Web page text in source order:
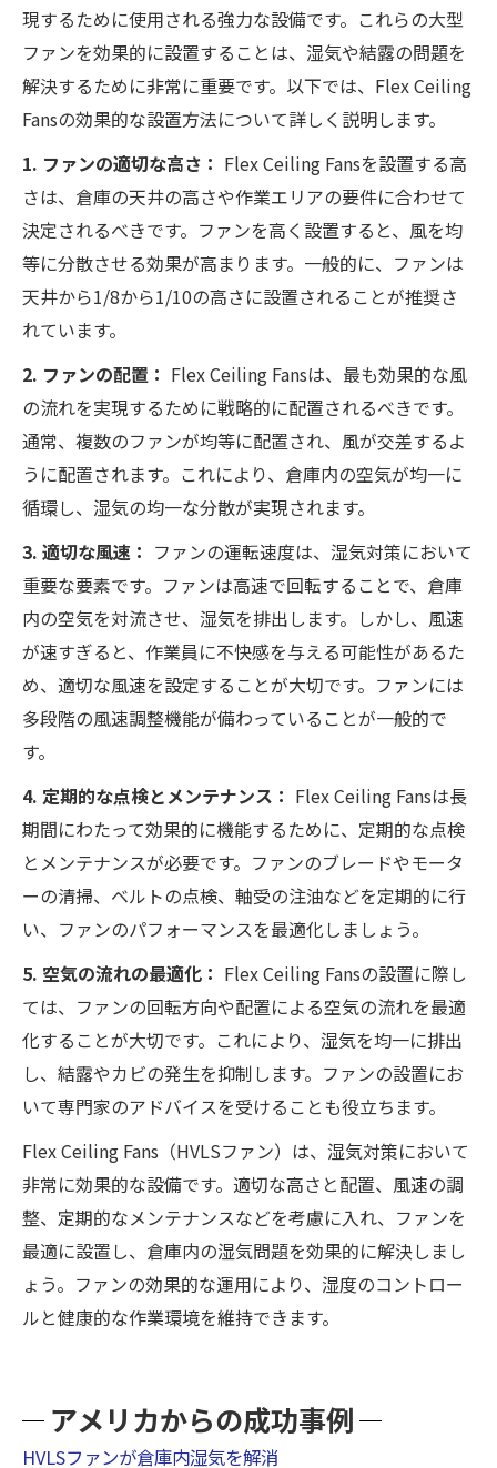
現するために使用される強力な設備です。これらの大型
ファンを効果的に設置することは、湿気や結露の問題を
解決するために非常に重要です。以下では、Flex Ceiling
Fansの効果的な設置方法について詳しく説明します。
1. ファンの適切な高さ： Flex Ceiling Fansを設置する高
さは、倉庫の天井の高さや作業エリアの要件に合わせて
決定されるべきです。ファンを高く設置すると、風を均
等に分散させる効果が高まります。一般的に、ファンは
天井から1/8から1/10の高さに設置されることが推奨さ
れています。
2. ファンの配置： Flex Ceiling Fansは、最も効果的な風
の流れを実現するために戦略的に配置されるべきです。
通常、複数のファンが均等に配置され、風が交差するよ
うに配置されます。これにより、倉庫内の空気が均一に
循環し、湿気の均一な分散が実現されます。
3. 適切な風速： ファンの運転速度は、湿気対策において
重要な要素です。ファンは高速で回転することで、倉庫
内の空気を対流させ、湿気を排出します。しかし、風速
が速すぎると、作業員に不快感を与える可能性があるた
め、適切な風速を設定することが大切です。ファンには
多段階の風速調整機能が備わっていることが一般的で
す。
4. 定期的な点検とメンテナンス： Flex Ceiling Fansは長
期間にわたって効果的に機能するために、定期的な点検
とメンテナンスが必要です。ファンのブレードやモータ
ーの清掃、ベルトの点検、軸受の注油などを定期的に行
い、ファンのパフォーマンスを最適化しましょう。
5. 空気の流れの最適化： Flex Ceiling Fansの設置に際し
ては、ファンの回転方向や配置による空気の流れを最適
化することが大切です。これにより、湿気を均一に排出
し、結露やカビの発生を抑制します。ファンの設置にお
いて専門家のアドバイスを受けることも役立ちます。
Flex Ceiling Fans（HVLSファン）は、湿気対策において
非常に効果的な設備です。適切な高さと配置、風速の調
整、定期的なメンテナンスなどを考慮に入れ、ファンを
最適に設置し、倉庫内の湿気問題を効果的に解決しまし
ょう。ファンの効果的な運用により、湿度のコントロー
ルと健康的な作業環境を維持できます。
アメリカからの成功事例
HVLSファンが倉庫内湿気を解消